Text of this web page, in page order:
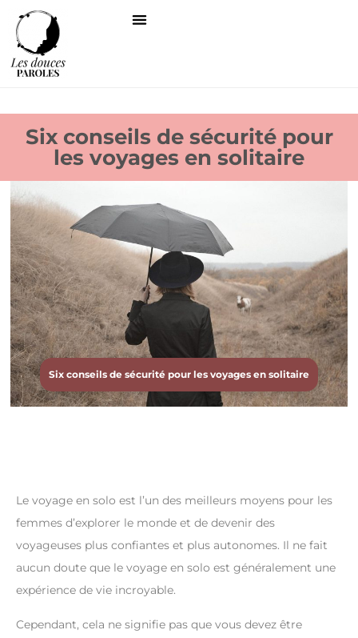
Six conseils de sécurité pour
les voyages en solitaire
Six conseils de sécurité pour les voyages en solitaire
Le voyage en solo est l’un des meilleurs moyens pour les
femmes d’explorer le monde et de devenir des
voyageuses plus confiantes et plus autonomes. Il ne fait
aucun doute que le voyage en solo est généralement une
expérience de vie incroyable.
Cependant, cela ne signifie pas que vous devez être